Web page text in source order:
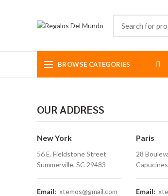
BROWSE CATEGORIES
OUR ADDRESS
New York
56 E. Fieldstone Street
Summerville, SC 29483
Email: xtemos@gmail.com
Paris
28
Email:
FOOTER MENU
Instagram profile
Woman Dress